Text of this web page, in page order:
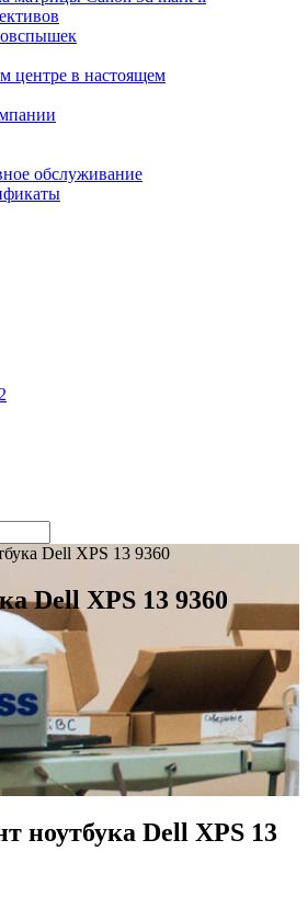
центре в настоящем
обслуживание
Dell XPS 13 9360
Dell XPS 13 9360
ноутбука Dell XPS 13